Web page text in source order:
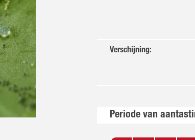
Verschijning:
Periode van